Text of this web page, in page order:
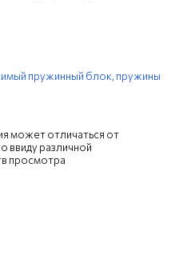
пружинный блок, пружины
может отличаться от
ввиду различной
просмотра